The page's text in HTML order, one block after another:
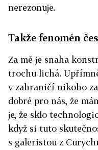
nerezonuje.
Takže fenomén
Za mě je snaha
trochu lichá.
v zahraničí nikoho
dobré pro nás, že
je, že sklo
když si tuto
s galeristou z